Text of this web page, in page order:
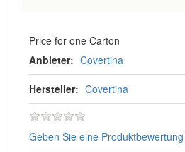
Price for one Carton
Anbieter: Covertina
Hersteller: Covertina
Geben Sie eine